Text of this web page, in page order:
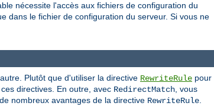
nécessite l'accès aux fichiers de configuration du
dans le fichier de configuration du serveur. Si vous ne
Plutôt que d'utiliser la directive RewriteRule pour
directives. En outre, avec RedirectMatch , vous
nombreux avantages de la directive RewriteRule